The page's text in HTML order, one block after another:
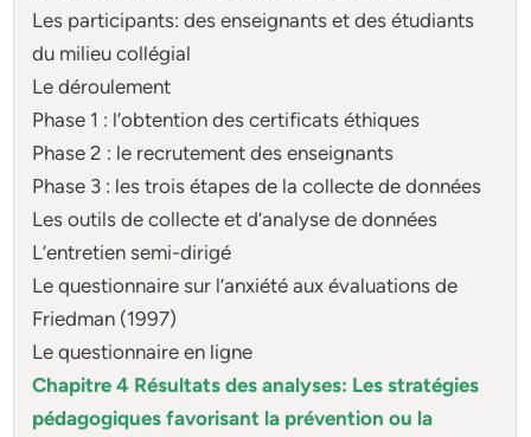
Les participants: des enseignants et des étudiants
du milieu collégial
Le déroulement
Phase 1 : l’obtention des certificats éthiques
Phase 2 : le recrutement des enseignants
Phase 3 : les trois étapes de la collecte de données
Les outils de collecte et d’analyse de données
L’entretien semi-dirigé
Le questionnaire sur l’anxiété aux évaluations de
Friedman (1997)
Le questionnaire en ligne
Chapitre 4 Résultats des analyses: Les stratégies
pédagogiques favorisant la prévention ou la